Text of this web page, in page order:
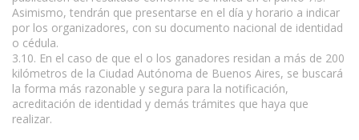
Asimismo, tendrán que presentarse en el día y horario a indicar
por los organizadores, con su documento nacional de identidad
o cédula.
3.10. En el caso de que el o los ganadores residan a más de 200
kilómetros de la Ciudad Autónoma de Buenos Aires, se buscará
la forma más razonable y segura para la notificación,
acreditación de identidad y demás trámites que haya que
realizar.